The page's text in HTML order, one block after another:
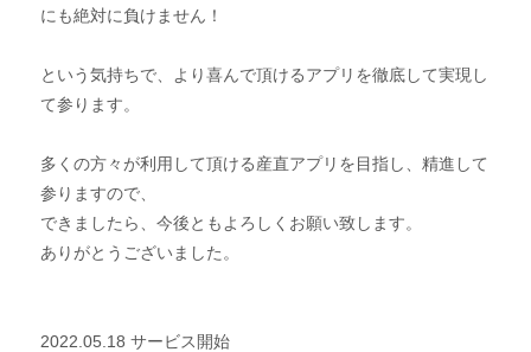
にも絶対に負けません！
という気持ちで、より喜んで頂けるアプリを徹底して実現し
て参ります。
多くの方々が利用して頂ける産直アプリを目指し、精進して
参りますので、
できましたら、今後ともよろしくお願い致します。
ありがとうございました。
2022.05.18 サービス開始